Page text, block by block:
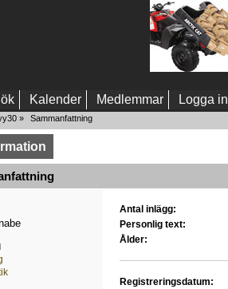
Kalender Medlemmar Logga in
» Sammanfattning
Antal inlägg:
Personlig text:
Ålder:
Registreringsdatum: